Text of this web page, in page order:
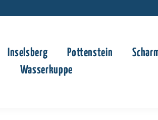
Inselsberg Pottenstein
Wasserkuppe